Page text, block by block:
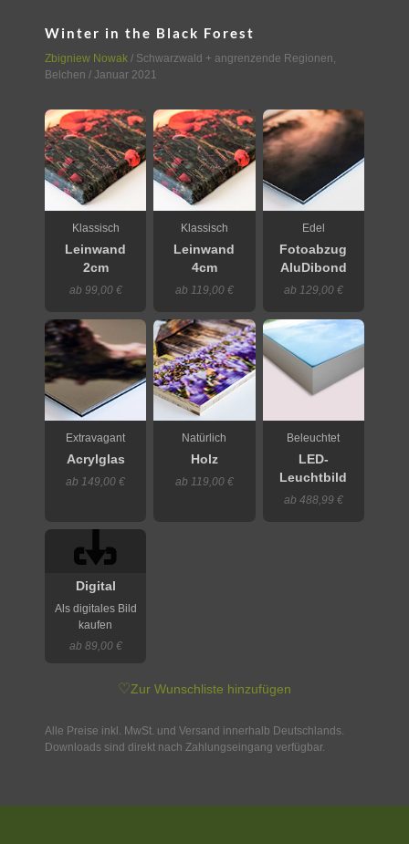
Winter in the Black Forest
Zbigniew Nowak / Schwarzwald + angrenzende Regionen
Belchen / Januar 2021
Klassisch
Leinwand
2cm
ab 99,00 €
Klassisch
Leinwand
4cm
ab 119,00 €
Edel
Fotoabzug
AluDibond
ab 129,00 €
Extravagant
Acrylglas
ab 149,00 €
Natürlich
Holz
ab 119,00 €
Beleuchtet
LED-
Leuchtbild
ab 488,99 €
Digital
Als digitales Bild
kaufen
ab 89,00 €
♡Zur Wunschliste hinzufügen
Alle Preise inkl. MwSt. und Versand innerhalb Deutschlands.
Downloads sind direkt nach Zahlungseingang verfügbar.